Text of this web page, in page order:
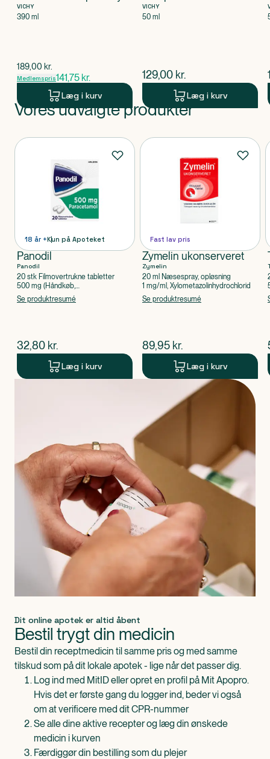
Hair
VICHY
390 ml
$gammel pris
189,00 kr.
Medlemspris141,75 kr.
Læg i kurv
Roll-On
VICHY
50 ml
$nuværende pris
129,00 kr.
Læg i kurv
Produkt 1 af 0
Vores udvalgte produkter
Produkter
18 år +Kun på Apoteket
Panodil
Panodil
20 stk Filmovertrukne tabletter
500 mg (Håndkøb,
apoteksforbeholdt), Paracetamol
Se produktresumé
$nuværende pris
32,80 kr.
Læg i kurv
Fast lav pris
Zymelin ukonserveret
Zymelin
20 ml Næsespray, opløsning
1 mg/ml, Xylometazolinhydrochlorid
Se produktresumé
$nuværende pris
89,95 kr.
Læg i kurv
Dit online apotek er altid åbent
Bestil trygt din medicin
Bestil din receptmedicin til samme pris og med samme
tilskud som på dit lokale apotek - lige når det passer dig.
Log ind med MitID eller opret en profil på Mit Apopro.
Hvis det er første gang du logger ind, beder vi også
om at verificere med dit CPR-nummer
Se alle dine aktive recepter og læg din ønskede
medicin i kurven
Færdiggør din bestilling som du plejer